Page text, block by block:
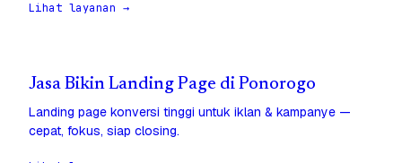
Lihat layanan →
Jasa Bikin Landing Page di Ponorogo
Landing page konversi tinggi untuk iklan & kampanye —
cepat, fokus, siap closing.